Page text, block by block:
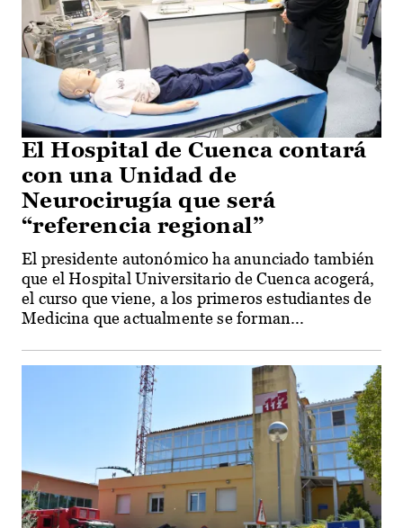
El Hospital de Cuenca contará
con una Unidad de
Neurocirugía que será
“referencia regional”
El presidente autonómico ha anunciado también
que el Hospital Universitario de Cuenca acogerá,
el curso que viene, a los primeros estudiantes de
Medicina que actualmente se forman...